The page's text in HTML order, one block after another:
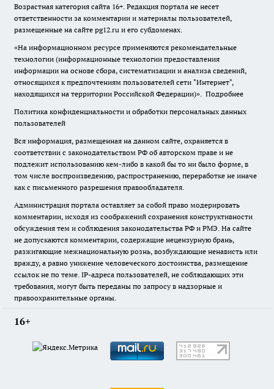
Возрастная категория сайта 16+. Редакция портала не несет
ответственности за комментарии и материалы пользователей,
размещенные на сайте pg12.ru и его субдоменах.
«На информационном ресурсе применяются рекомендательные
технологии (информационные технологии предоставления
информации на основе сбора, систематизации и анализа сведений,
относящихся к предпочтениям пользователей сети "Интернет",
находящихся на территории Российской Федерации)». Подробнее
Политика конфиденциальности и обработки персональных данных
пользователей
Вся информация, размещенная на данном сайте, охраняется в
соответствии с законодательством РФ об авторском праве и не
подлежит использованию кем-либо в какой бы то ни было форме, в
том числе воспроизведению, распространению, переработке не иначе
как с письменного разрешения правообладателя.
Администрация портала оставляет за собой право модерировать
комментарии, исходя из соображений сохранения конструктивности
обсуждения тем и соблюдения законодательства РФ и РМЭ. На сайте
не допускаются комментарии, содержащие нецензурную брань,
разжигающие межнациональную рознь, возбуждающие ненависть или
вражду, а равно унижение человеческого достоинства, размещение
ссылок не по теме. IP-адреса пользователей, не соблюдающих эти
требования, могут быть переданы по запросу в надзорные и
правоохранительные органы.
16+